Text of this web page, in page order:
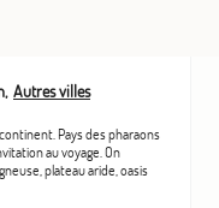
Autres villes
Pays des pharaons
au voyage. On
plateau aride, oasis